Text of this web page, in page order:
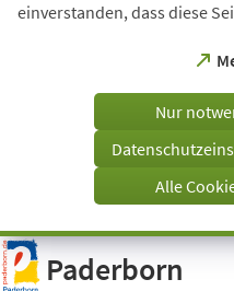
Visuelle
Assistenzsoftware
öffnen.
einverstanden, dass diese
Tab)
Nur
Alle
Paderborn